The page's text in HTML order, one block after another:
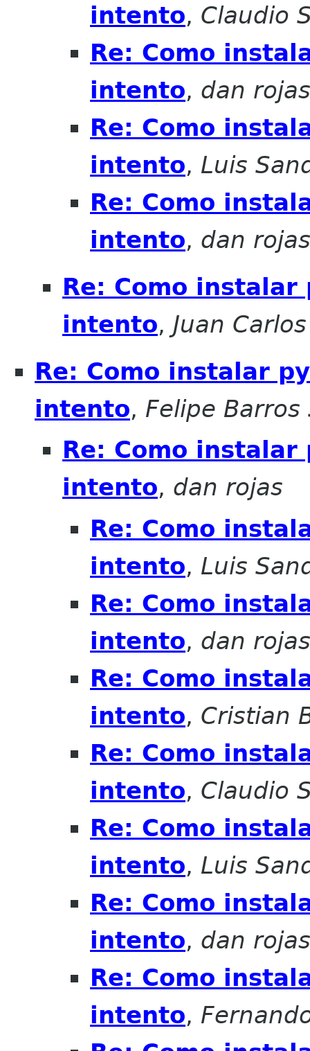
intento, Claudio
Re: Como
intento, dan rojas
Re: Como
intento, Luis
Re: Como
intento, dan rojas
Re: Como
intento, Juan
Re: Como instalar
intento, Felipe Barros
Re: Como
intento, dan rojas
Re: Como
intento, Luis
Re: Como
intento, dan rojas
Re: Como
intento, Cristian
Re: Como
intento, Claudio
Re: Como
intento, Luis
Re: Como
intento, dan rojas
Re: Como
intento,